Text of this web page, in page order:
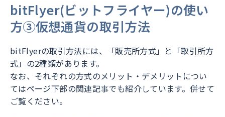
bitFlyer(ビットフライヤー)の使い
方③仮想通貨の取引方法
bitFlyerの取引方法には、「販売所方式」と「取引所方
式」の2種類があります。
なお、それぞれの方式のメリット・デメリットについ
てはページ下部の関連記事でも紹介しています。併せて
ご覧ください。